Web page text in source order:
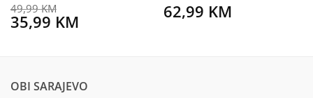
49,99KM
Original
price
35,99 KMCurrent 62,99 KM
OBI SARAJEVO